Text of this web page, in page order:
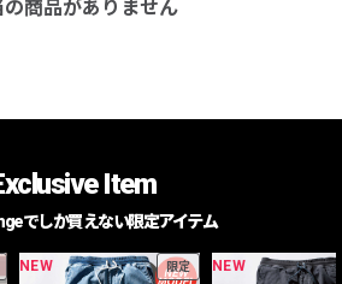
の商品がありません
Item
でしか買えない限定アイテム
NEW 限定 NEW